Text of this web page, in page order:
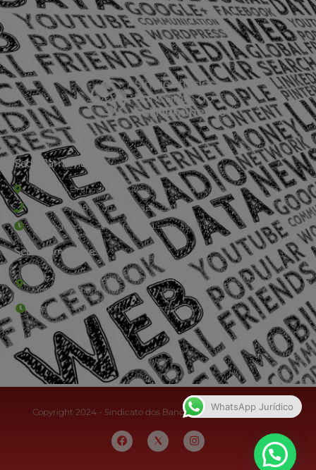
Sede Barra Mansa
Rua Rio Branco, nº107 (2º andar), Centro - Cep: 27.330-030
(24) 3323-2848 ou (24) 3323-2500
De segunda à sexta-feira , das 9h às 17h.
Sede Campestre:
Estrada Governador Chagas Freitas – 3.780 – Colônia Santo
Antônio – Barra Mansa
De terça-feira a domingo, das 9h às 17h
Copyright 2024 - Sindicato dos Bancários do Sul Fluminense
WhatsApp Jurídico